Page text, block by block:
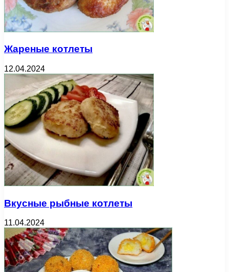
Жареные котлеты
12.04.2024
Вкусные рыбные котлеты
11.04.2024